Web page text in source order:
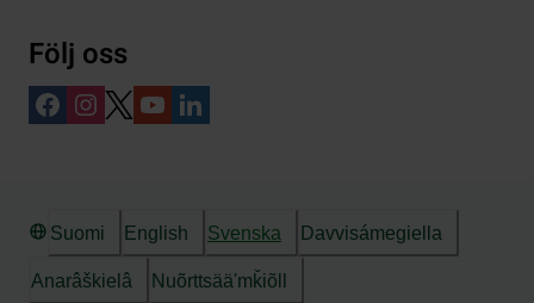
Följ oss
Suomi English Svenska Davvisámegiella
Anarâškielâ Nuõrttsääʹmǩiõll